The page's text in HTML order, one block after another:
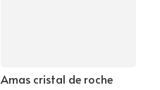
Amas cristal de roche